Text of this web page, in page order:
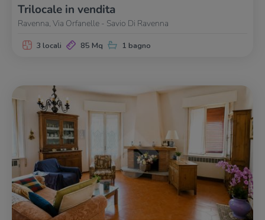
Trilocale in vendita
Ravenna, Via Orfanelle - Savio Di Ravenna
3 locali 85 Mq 1 bagno